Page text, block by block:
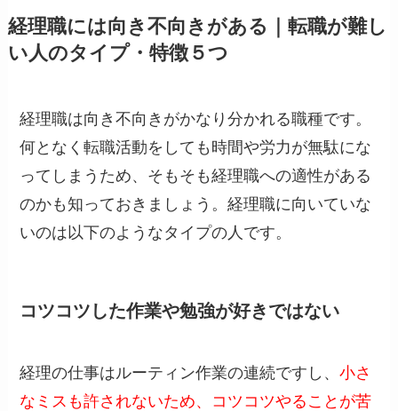
経理職には向き不向きがある｜転職が難し
い人のタイプ・特徴５つ
経理職は向き不向きがかなり分かれる職種です。
何となく転職活動をしても時間や労力が無駄にな
ってしまうため、そもそも経理職への適性がある
のかも知っておきましょう。経理職に向いていな
いのは以下のようなタイプの人です。
コツコツした作業や勉強が好きではない
経理の仕事はルーティン作業の連続ですし、小さ
なミスも許されないため、コツコツやることが苦